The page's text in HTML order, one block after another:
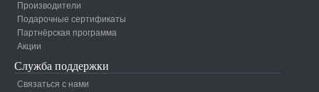
Производители
Подарочные сертификаты
Партнёрская программа
Акции
Служба поддержки
Связаться с нами